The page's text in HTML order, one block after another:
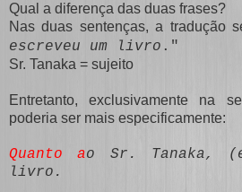
Qual a diferença das duas frases?
Nas duas sentenças, a tradução
escreveu um livro ."
Sr. Tanaka = sujeito
Entretanto, exclusivamente na
poderia ser mais especificamente:
Quanto ao Sr. Tanaka,
livro.